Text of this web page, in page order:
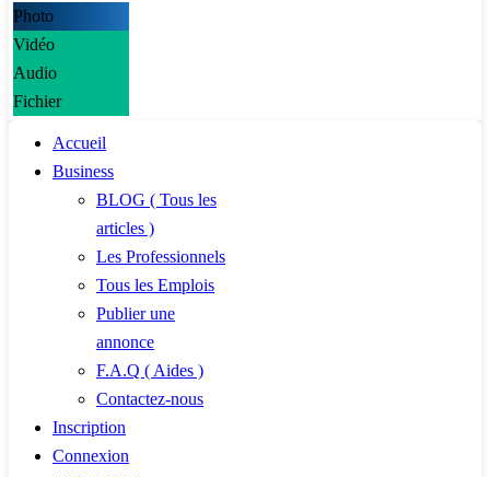
Photo
Vidéo
Audio
Fichier
Accueil
Business
BLOG ( Tous les
articles )
Les Professionnels
Tous les Emplois
Publier une
annonce
F.A.Q ( Aides )
Contactez-nous
Inscription
Connexion